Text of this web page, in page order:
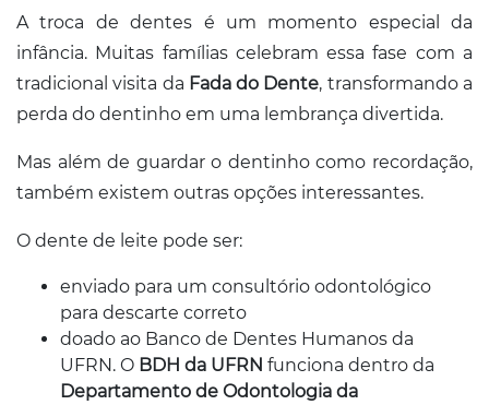
A troca de dentes é um momento especial da
infância. Muitas famílias celebram essa fase com a
tradicional visita da Fada do Dente, transformando a
perda do dentinho em uma lembrança divertida.
Mas além de guardar o dentinho como recordação,
também existem outras opções interessantes.
O dente de leite pode ser:
enviado para um consultório odontológico
para descarte correto
doado ao Banco de Dentes Humanos da
UFRN. O BDH da UFRN funciona dentro da
Departamento de Odontologia da